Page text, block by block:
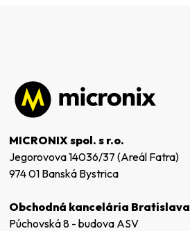
MICRONIX spol. s r.o.
Jegorovova 14036/37 (Areál Fatra)
974 01 Banská Bystrica
Obchodná kancelária Bratislava
Púchovská 8 - budova ASV